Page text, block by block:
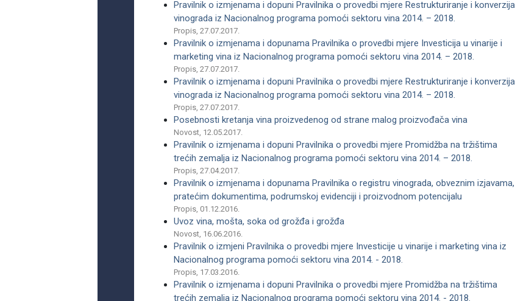
Pravilnik o izmjenama i dopuni Pravilnika o provedbi mjere Restrukturiranje i konverzija
vinograda iz Nacionalnog programa pomoći sektoru vina 2014. – 2018.
Propis, 27.07.2017.
Pravilnik o izmjenama i dopunama Pravilnika o provedbi mjere Investicija u vinarije i
marketing vina iz Nacionalnog programa pomoći sektoru vina 2014. – 2018.
Propis, 27.07.2017.
Pravilnik o izmjenama i dopuni Pravilnika o provedbi mjere Restrukturiranje i konverzija
vinograda iz Nacionalnog programa pomoći sektoru vina 2014. – 2018.
Propis, 27.07.2017.
Posebnosti kretanja vina proizvedenog od strane malog proizvođača vina
Novost, 12.05.2017.
Pravilnik o izmjenama i dopuni Pravilnika o provedbi mjere Promidžba na tržištima
trećih zemalja iz Nacionalnog programa pomoći sektoru vina 2014. – 2018.
Propis, 27.04.2017.
Pravilnik o izmjenama i dopunama Pravilnika o registru vinograda, obveznim izjavama,
pratećim dokumentima, podrumskoj evidenciji i proizvodnom potencijalu
Propis, 01.12.2016.
Uvoz vina, mošta, soka od grožđa i grožđa
Novost, 16.06.2016.
Pravilnik o izmjeni Pravilnika o provedbi mjere Investicije u vinarije i marketing vina iz
Nacionalnog programa pomoći sektoru vina 2014. - 2018.
Propis, 17.03.2016.
Pravilnik o izmjenama i dopuni Pravilnika o provedbi mjere Promidžba na tržištima
trećih zemalja iz Nacionalnog programa pomoći sektoru vina 2014. - 2018.